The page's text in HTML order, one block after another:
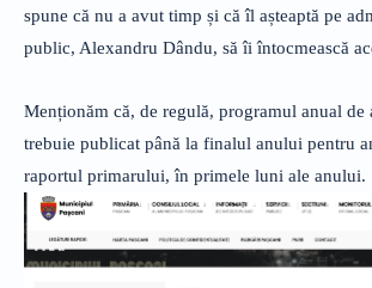
spune că nu a avut timp și că îl așteaptă pe
public, Alexandru Dându, să îi întocmească
Menționăm că, de regulă, programul anual
trebuie publicat până la finalul anului pentru
raportul primarului, în primele luni ale anului.